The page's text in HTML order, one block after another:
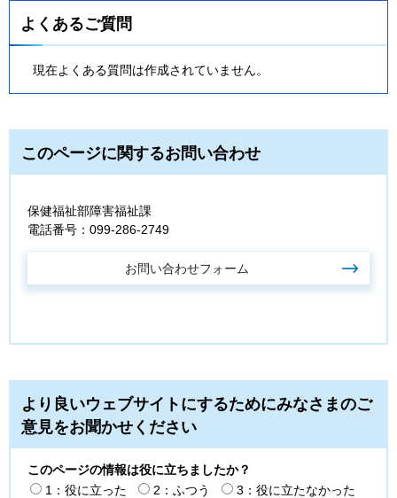
よくあるご質問
現在よくある質問は作成されていません。
このページに関するお問い合わせ
保健福祉部障害福祉課
電話番号：099-286-2749
より良いウェブサイトにするためにみなさまのご
意見をお聞かせください
このページの情報は役に立ちましたか？
1：役に立った
2：ふつう
3：役に立たなかった